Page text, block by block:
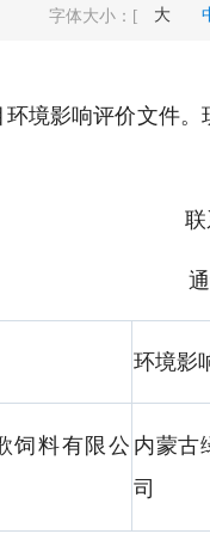
字体大小： [ 大
境影响评价文件。
环境影
饲料有限公 内蒙古
司